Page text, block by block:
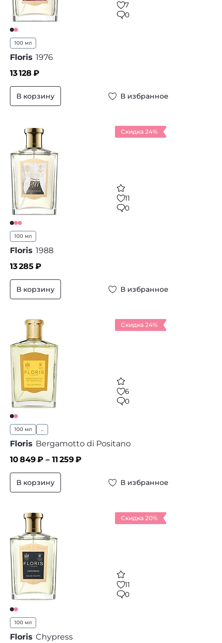
7
0
100 мл
Floris 1976
13 128 ₽
В корзину В избранное
Скидка 24%
11
0
100 мл
Floris 1988
13 285 ₽
В корзину В избранное
Скидка 24%
6
0
100 мл ...
Floris Bergamotto di Positano
10 849₽ – 11 259₽
В корзину В избранное
Скидка 20%
11
0
100 мл
Floris Chypress